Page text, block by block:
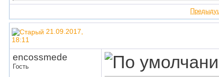
21.09.2017,
18:11
encossmede
Гость